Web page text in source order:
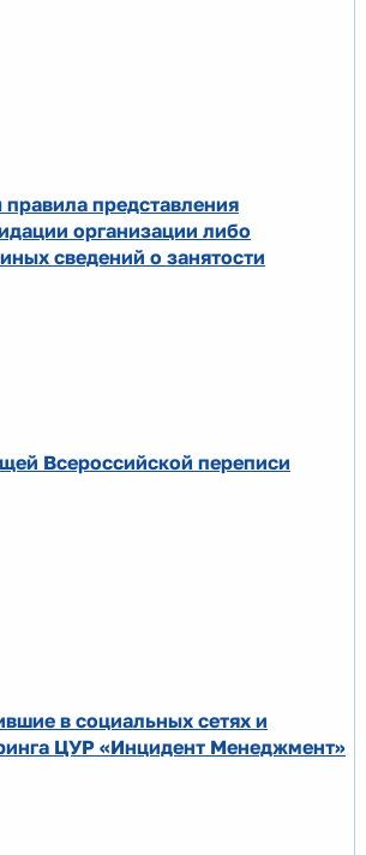
представления
организации либо
сведений о занятости
Всероссийской переписи
в социальных сетях и
ЦУР «Инцидент Менеджмент»